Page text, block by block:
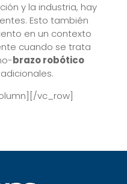
y la industria, hay
Esto también
en un contexto
cuando se trata
brazo robótico
vc_row]